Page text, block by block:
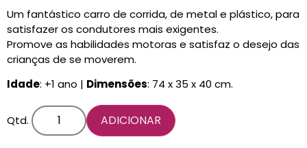
Um fantástico carro de corrida, de metal e plástico, para
satisfazer os condutores mais exigentes.
Promove as habilidades motoras e satisfaz o desejo das
crianças de se moverem.
Idade: +1 ano | Dimensões: 74 x 35 x 40 cm.
Qtd. ADICIONAR